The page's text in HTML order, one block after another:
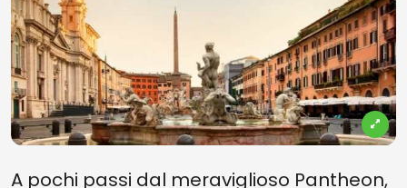
A pochi passi dal meraviglioso Pantheon,